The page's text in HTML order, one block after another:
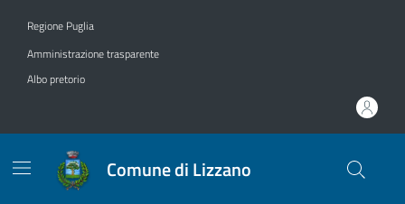
Regione Puglia
Amministrazione trasparente
Albo pretorio
Comune di Lizzano